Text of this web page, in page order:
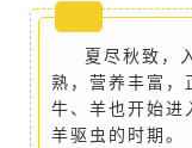
夏尽秋致，
熟，营养丰富，
牛、羊也开始进
羊驱虫的时期。